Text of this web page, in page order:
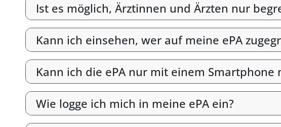
Ist es möglich, Ärztinnen und Ärzten nur
Kann ich einsehen, wer auf meine ePA
Kann ich die ePA nur mit einem Smartphone
Wie logge ich mich in meine ePA ein?